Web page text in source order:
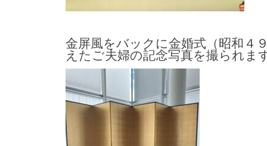
金屏風をバックに金婚式（昭和４
えたご夫婦の記念写真を撮られま